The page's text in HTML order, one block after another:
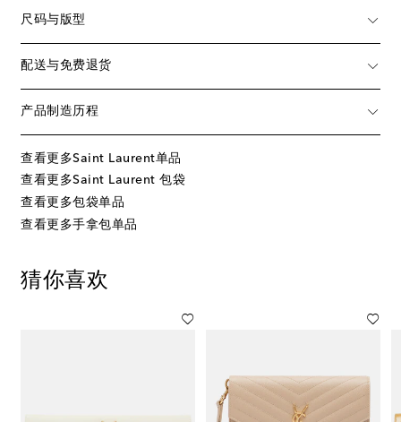
尺码与版型
配送与免费退货
产品制造历程
查看更多Saint Laurent单品
查看更多Saint Laurent 包袋
查看更多包袋单品
查看更多手拿包单品
猜你喜欢